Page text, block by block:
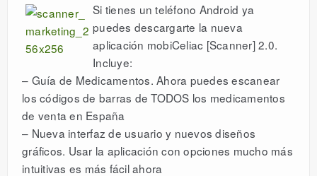
Si tienes un teléfono Android ya
puedes descargarte la nueva
aplicación mobiCeliac [Scanner] 2.0.
Incluye:
– Guía de Medicamentos. Ahora puedes escanear
los códigos de barras de TODOS los medicamentos
de venta en España
– Nueva interfaz de usuario y nuevos diseños
gráficos. Usar la aplicación con opciones mucho más
intuitivas es más fácil ahora